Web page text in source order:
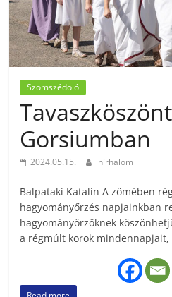
Szomszédoló
Gorsiumban
2024.05.15. hirhalom
Balpataki Katalin A zömében
hagyományőrzés napjainkban
hagyományőrzőknek
a régmúlt korok mindennapjait,